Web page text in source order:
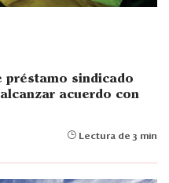
préstamo sindicado
acuerdo con
Lectura de 3 min